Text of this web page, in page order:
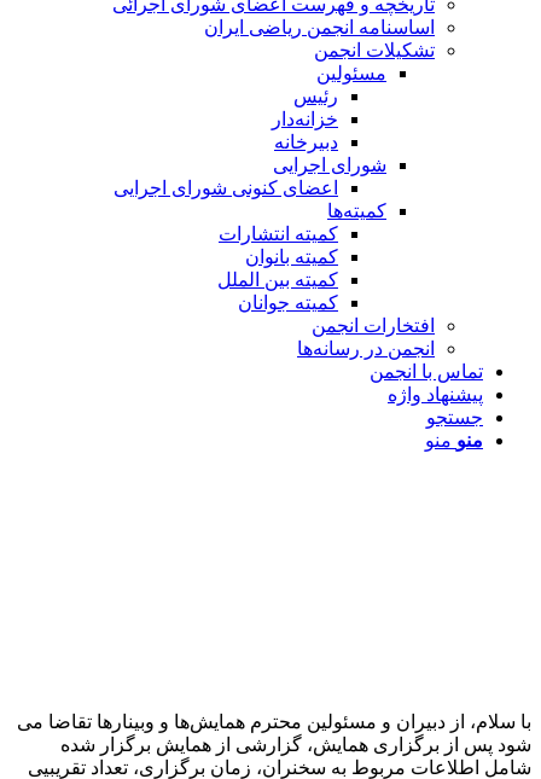
تاریخچه و فهرست اعضای شورای اجرائی
اساسنامه انجمن ریاضی ایران
تشکیلات انجمن
مسئولین
رئیس
خزانه‌دار
دبیرخانه
شورای اجرایی
اعضای کنونی شورای اجرایی
کمیته‌ها
کمیته انتشارات
کمیته بانوان
کمیته بین الملل
کمیته جوانان
افتخارات انجمن
انجمن در رسانه‌ها
تماس با انجمن
پیشنهاد واژه
جستجو
منو منو
با سلام، از دبیران و مسئولین محترم همایش‌ها و وبینارها تقاضا می
شود پس از برگزاری همایش، گزارشی از همایش برگزار شده
شامل اطلاعات مربوط به سخنران، زمان برگزاری، تعداد تقریبیی